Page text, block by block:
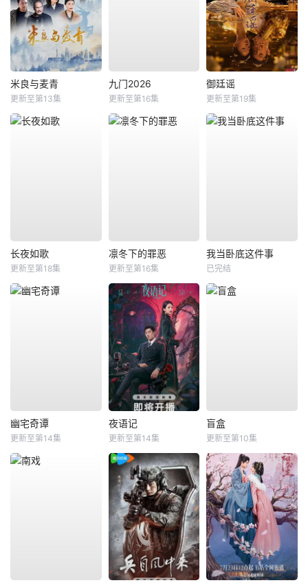
米良与麦青
更新至第13集
九门2026
更新至第16集
御廷谣
更新至第19集
长夜如歌
更新至第18集
凛冬下的罪恶
更新至第16集
我当卧底这件事
已完结
幽宅奇谭
更新至第14集
夜语记
更新至第14集
盲盒
更新至第10集